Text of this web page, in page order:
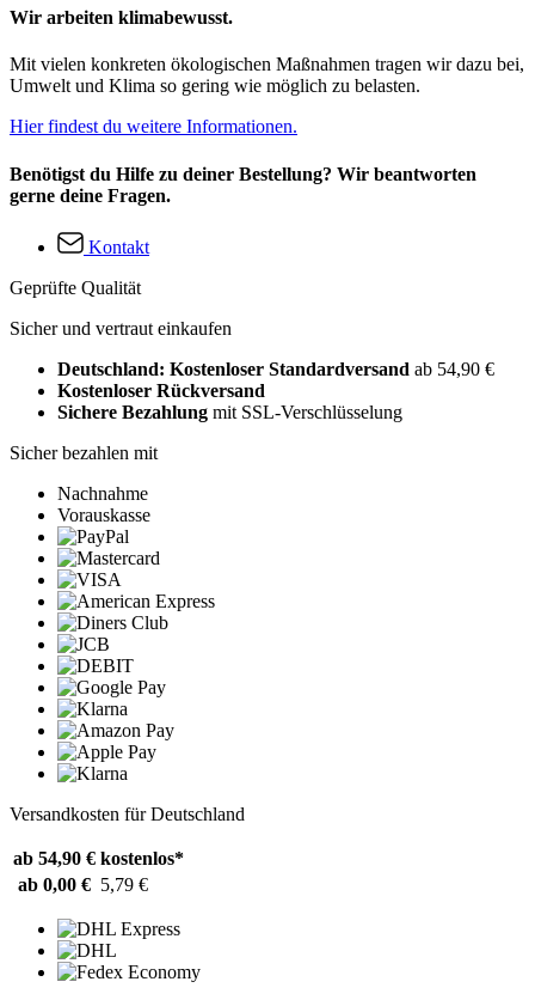
Wir arbeiten klimabewusst.
Mit vielen konkreten ökologischen Maßnahmen tragen wir dazu bei,
Umwelt und Klima so gering wie möglich zu belasten.
Hier findest du weitere Informationen.
Benötigst du Hilfe zu deiner Bestellung? Wir beantworten
gerne deine Fragen.
Kontakt
Geprüfte Qualität
Sicher und vertraut einkaufen
Deutschland: Kostenloser Standardversand ab 54,90 €
Kostenloser Rückversand
Sichere Bezahlung mit SSL-Verschlüsselung
Sicher bezahlen mit
Nachnahme
Vorauskasse
Versandkosten für Deutschland
ab 54,90 € kostenlos*
ab 0,00 € 5,79 €